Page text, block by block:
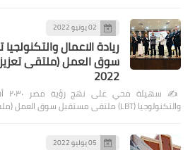
02 يونيو 2022
ريادة الاعمال
سوق العمل (ملتقى تعزيز
2022
والتكنولوجيا (LBT) ملتقى مستقبل سوق العمل (ملت…
05 يوليو 2022